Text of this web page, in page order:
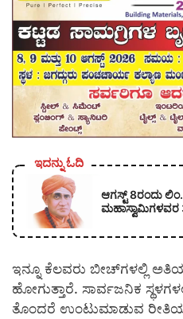
ಇದನ್ನು ಓದಿ
ಆಗಸ್ಟ್ 8ರಂದು ಲಿಂ.
ಮಹಾಸ್ವಾಮಿಗಳವರ
ಇನ್ನೂ ಕೆಲವರು ಬೀಚ್‌ಗಳಲ್ಲಿ
ಹೋಗುತ್ತಾರೆ. ಸಾರ್ವಜನಿಕ
ತೊಂದರೆ ಉಂಟುಮಾಡುವ